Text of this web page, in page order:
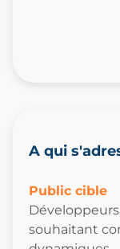
A qui
Public cible
souhaitant